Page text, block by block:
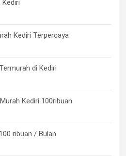
Kediri Terpercaya
di Kediri
Kediri 100ribuan
ribuan / Bulan